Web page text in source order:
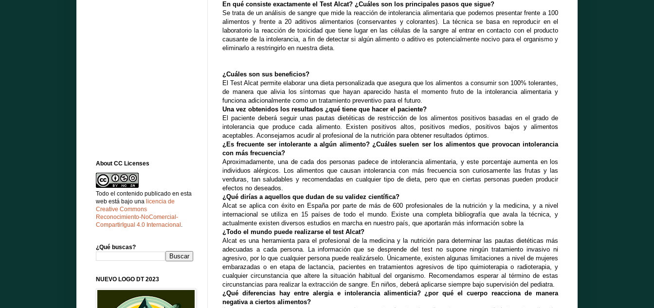
En qué consiste exactamente el Test Alcat? ¿Cuáles son los principales pasos que sigue?
Se trata de un análisis de sangre que mide la reacción de intolerancia alimentaria que podemos presentar frente a 100
alimentos y frente a 20 aditivos alimentarios (conservantes y colorantes). La técnica se basa en reproducir en el
laboratorio la reacción de toxicidad que tiene lugar en las células de la sangre al entrar en contacto con el producto
causante de la intolerancia, a fin de detectar si algún alimento o aditivo es potencialmente nocivo para el organismo y
eliminarlo a restringirlo en nuestra dieta.
¿Cuáles son sus beneficios?
El Test Alcat permite elaborar una dieta personalizada que asegura que los alimentos a consumir son 100% tolerantes,
de manera que alivia los síntomas que hayan aparecido hasta el momento fruto de la intolerancia alimentaria y
funciona adicionalmente como un tratamiento preventivo para el futuro.
Una vez obtenidos los resultados ¿qué tiene que hacer el paciente?
El paciente deberá seguir unas pautas dietéticas de restricción de los alimentos positivos basadas en el grado de
intolerancia que produce cada alimento. Existen positivos altos, positivos medios, positivos bajos y alimentos
aceptables. Aconsejamos acudir al profesional de la nutrición para obtener resultados óptimos.
¿Es frecuente ser intolerante a algún alimento? ¿Cuáles suelen ser los alimentos que provocan intolerancia
con más frecuencia?
Aproximadamente, una de cada dos personas padece de intolerancia alimentaria, y este porcentaje aumenta en los
individuos alérgicos. Los alimentos que causan intolerancia con más frecuencia son curiosamente las frutas y las
verduras, tan saludables y recomendadas en cualquier tipo de dieta, pero que en ciertas personas pueden producir
efectos no deseados.
¿Qué dirías a aquellos que dudan de su validez científica?
Alcat se aplica con éxito en España por parte de más de 600 profesionales de la nutrición y la medicina, y a nivel
internacional se utiliza en 15 países de todo el mundo. Existe una completa bibliografía que avala la técnica, y
actualmente existen diversos estudios en marcha en nuestro país, que aportarán más información sobre la
¿Todo el mundo puede realizarse el test Alcat?
Alcat es una herramienta para el profesional de la medicina y la nutrición para determinar las pautas dietéticas más
adecuadas a cada persona. La información que se desprende del test no supone ningún tratamiento invasivo ni
agresivo, por lo que cualquier persona puede realizárselo. Únicamente, existen algunas limitaciones a nivel de mujeres
embarazadas o en etapa de lactancia, pacientes en tratamientos agresivos de tipo quimioterapia o radioterapia, y
cualquier circunstancia que altere la situación habitual del organismo. Recomendamos esperar al término de estas
circunstancias para realizar la extracción de sangre. En niños, deberá aplicarse siempre bajo supervisión del pediatra.
¿Qué diferencias hay entre alergia e intolerancia alimenticia? ¿por qué el cuerpo reacciona de manera
negativa a ciertos alimentos?
About CC Licenses
Todo el contenido publicado en esta
web está bajo una licencia de
Creative Commons
Reconocimiento-NoComercial-
CompartirIgual 4.0 Internacional .
¿Qué buscas?
NUEVO LOGO DT 2023